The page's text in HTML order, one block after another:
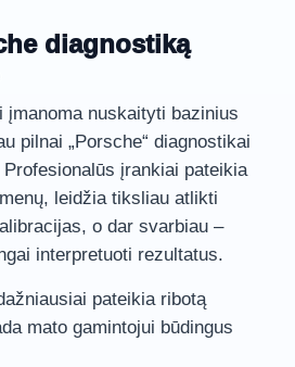
diagnostiką
įmanoma nuskaityti bazinius
pilnai „Porsche“ diagnostikai
įrankiai pateikia
leidžia tiksliau atlikti
o dar svarbiau –
interpretuoti rezultatus.
pateikia ribotą
mato gamintojui būdingus